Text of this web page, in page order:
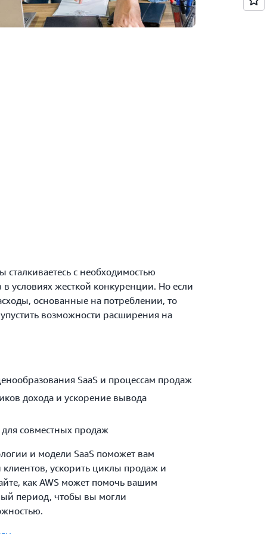
с необходимостью
в условиях жесткой конкуренции. Но если
основанные на потреблении, то
возможности расширения на
SaaS и процессам продаж
дохода и ускорение вывода
совместных продаж
и модели SaaS поможет вам
клиентов, ускорить циклы продаж и
как AWS может помочь вашим
период, чтобы вы могли